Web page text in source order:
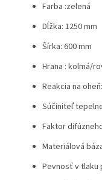
Farba :zelená
Dĺžka: 1250 mm
Šírka: 600 mm
Hrana : kolmá/
Reakcia na
Súčiniteľ
Faktor
Materiálová
Pevnosť v tlaku